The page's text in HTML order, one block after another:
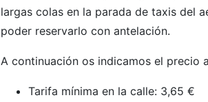
largas colas en la parada de taxis del
poder reservarlo con antelación.
A continuación os indicamos el precio
Tarifa mínima en la calle: 3,65 €